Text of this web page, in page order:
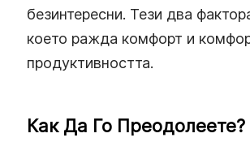
безинтересни. Тези два
което ражда комфорт и
продуктивността.
Как Да Го Преодолеете?